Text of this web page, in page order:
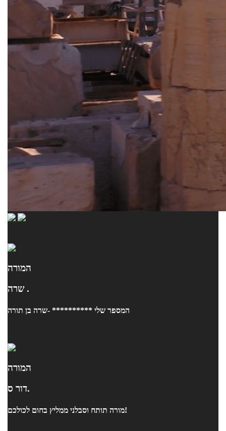
המורה
שרה .
המספר שלי ********** -שרה בן תורה
המורה
דור ס.
מורה תותח וסבלני ממליץ בחום לכולכם!